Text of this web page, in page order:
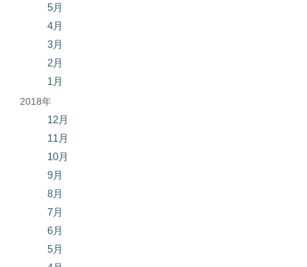
5月
4月
3月
2月
1月
2018年
12月
11月
10月
9月
8月
7月
6月
5月